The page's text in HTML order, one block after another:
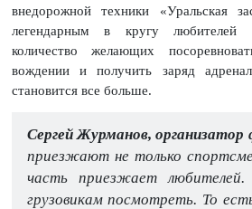
внедорожной техники «Уральская
легендарным в кругу
количество желающих
вождении и получить заряд
становится все больше.
Сергей Журманов, организатор
приезжают не только
часть приезжает
грузовикам посмотреть. То